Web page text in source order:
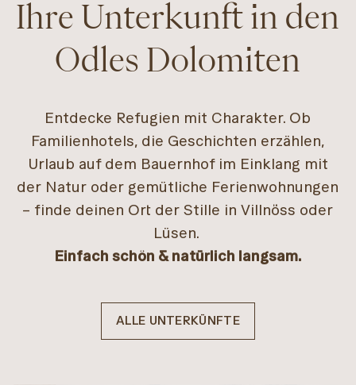
Ihre Unterkunft in den
Odles Dolomiten
Entdecke Refugien mit Charakter. Ob
Familienhotels, die Geschichten erzählen,
Urlaub auf dem Bauernhof im Einklang mit
der Natur oder gemütliche Ferienwohnungen
– finde deinen Ort der Stille in Villnöss oder
Lüsen.
Einfach schön & natürlich langsam.
ALLE UNTERKÜNFTE